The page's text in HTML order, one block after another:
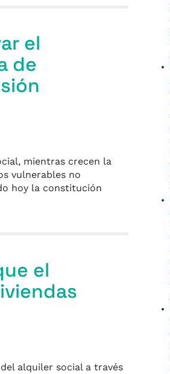
el
de
mientras crecen la
vulnerables no
hoy la constitución
el
alquiler social a través